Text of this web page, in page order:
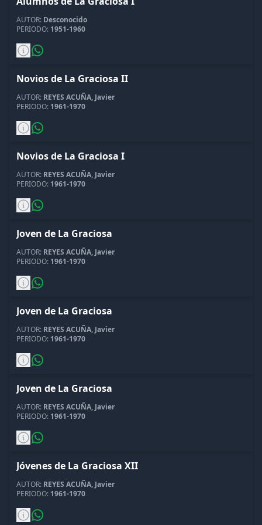
AUTOR: Desconocido
PERIODO: 1951-1960
Novios de La Graciosa II
AUTOR: REYES ACUÑA, Javier
PERIODO: 1961-1970
Novios de La Graciosa I
AUTOR: REYES ACUÑA, Javier
PERIODO: 1961-1970
Joven de La Graciosa
AUTOR: REYES ACUÑA, Javier
PERIODO: 1961-1970
Joven de La Graciosa
AUTOR: REYES ACUÑA, Javier
PERIODO: 1961-1970
Joven de La Graciosa
AUTOR: REYES ACUÑA, Javier
PERIODO: 1961-1970
Jóvenes de La Graciosa XII
AUTOR: REYES ACUÑA, Javier
PERIODO: 1961-1970